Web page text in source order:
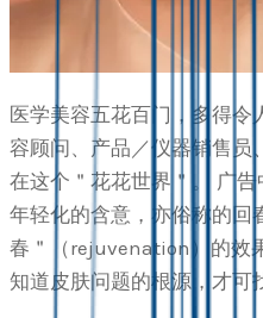
医学美容五花百门，多得令
容顾问、产品／仪器销售员
在这个＂花花世界＂。 广
年轻化的含意，亦俗称的回
春＂（rejuvenation）的效
知道皮肤问题的根源，才可